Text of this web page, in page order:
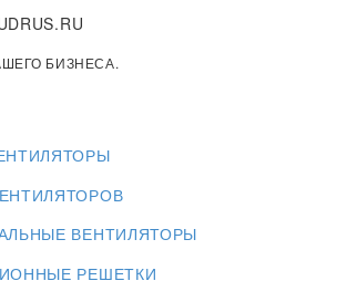
БИЗНЕСА.
ВЕНТИЛЯТОРЫ
РЕШЕТКИ